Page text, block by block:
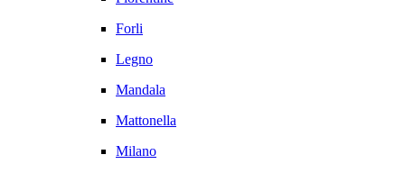
Forli
Legno
Mandala
Mattonella
Milano